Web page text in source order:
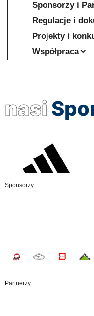
Sponsorzy i
Regulacje i
Projekty i
Współpraca
nasi
Sponsorzy
Partnerzy